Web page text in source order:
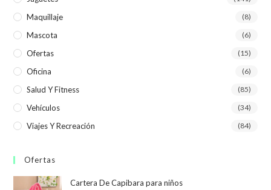
Maquillaje (8)
Mascota (6)
Ofertas (15)
Oficina (6)
Salud Y Fitness (85)
Vehículos (34)
Viajes Y Recreación (84)
Ofertas
Cartera De Capibara para niños